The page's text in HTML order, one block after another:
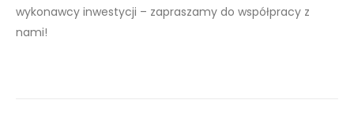
wykonawcy inwestycji – zapraszamy do współpracy z
nami!